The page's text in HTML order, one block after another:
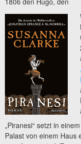
„Piranesi“ setzt in
Palast von einem Haus